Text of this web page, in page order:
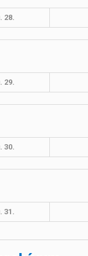
28.
29.
30.
31.